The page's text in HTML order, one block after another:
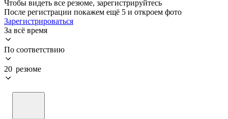
Чтобы видеть все резюме, зарегистрируйтесь
После регистрации покажем ещё 5 и откроем фото
Зарегистрироваться
За всё время
По соответствию
20 резюме